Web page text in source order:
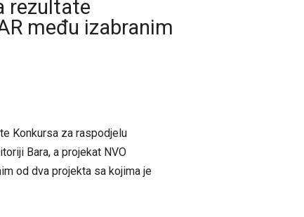
rezultate
među izabranim
Konkursa za raspodjelu
Bara, a projekat NVO
od dva projekta sa kojima je